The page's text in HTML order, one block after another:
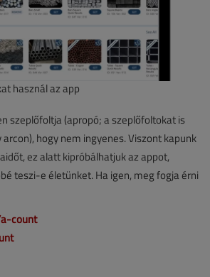
használ az app
szeplőfoltja (apropó; a szeplőfoltokat is
hogy nem ingyenes. Viszont kapunk
ez alatt kipróbálhatjuk az appot,
teszi-e életünket. Ha igen, meg fogja érni
count